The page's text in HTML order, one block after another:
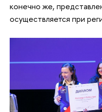
конечно же,
осуществляется при